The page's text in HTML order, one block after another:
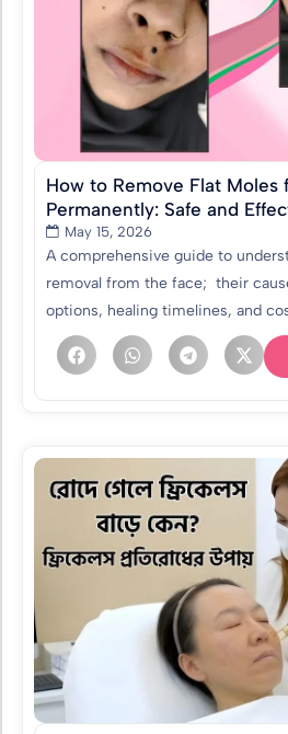
How to Remove Flat Moles
Permanently: Safe and
May 15, 2026
A comprehensive guide to
removal from the face; their
options, healing timelines, and